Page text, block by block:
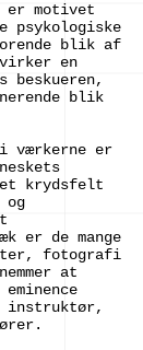
motivet
psykologiske
blik af
en
beskueren,
blik
i værkerne er
krydsfelt
og
er de mange
fotografi
at
instruktør,